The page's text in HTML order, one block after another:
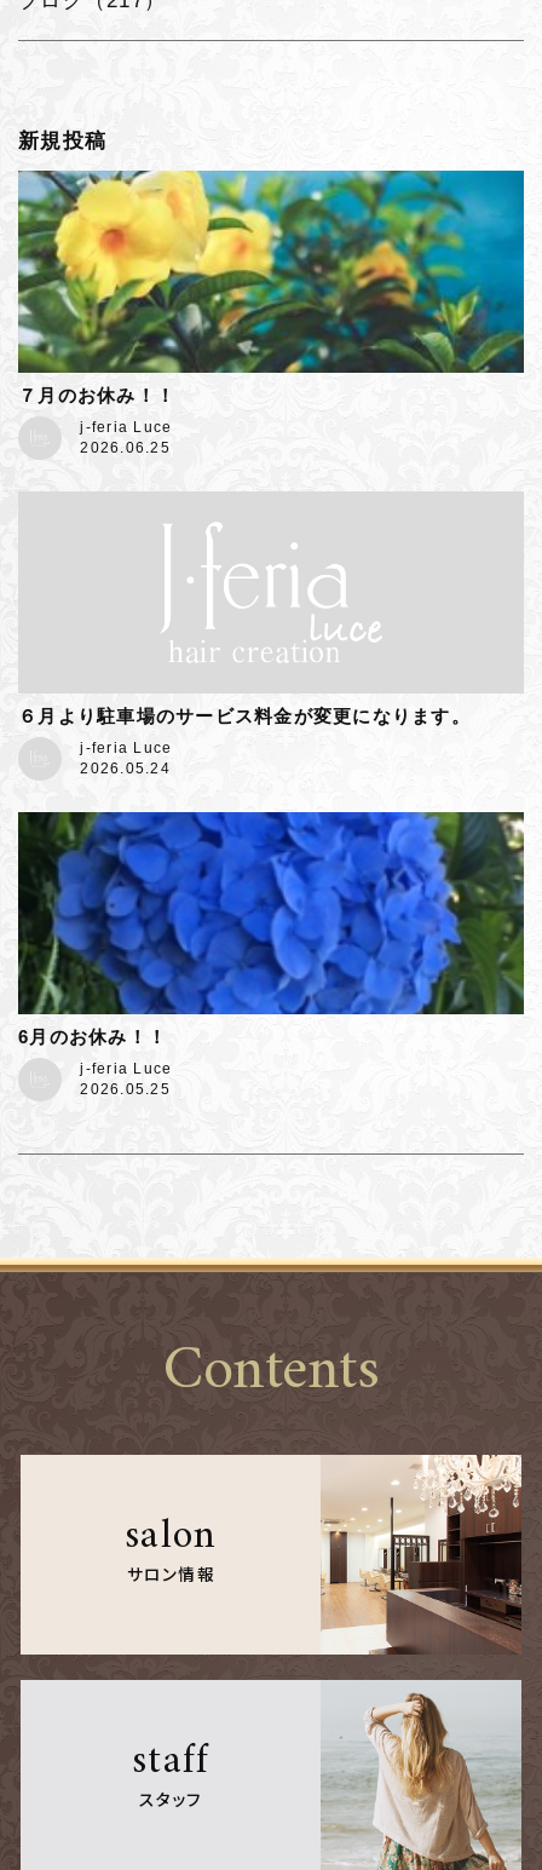
新規投稿
７月のお休み！！
j-feria Luce
2026.06.25
６月より駐車場のサービス料金が変更になります。
j-feria Luce
2026.05.24
6月のお休み！！
j-feria Luce
2026.05.25
Contents
salon
サロン情報
staff
スタッフ